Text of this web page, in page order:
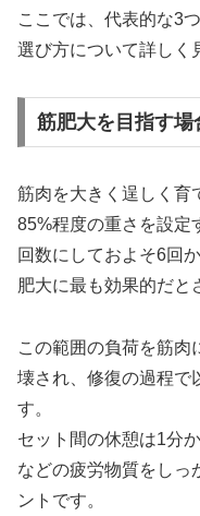
ここでは、代表的な3
選び方について詳しく
筋肥大を目指す
筋肉を大きく逞しく育
85%程度の重さを設定
回数にしておよそ6回
肥大に最も効果的だと
この範囲の負荷を筋肉
壊され、修復の過程で
す。
セット間の休憩は1分
などの疲労物質をしっ
ントです。